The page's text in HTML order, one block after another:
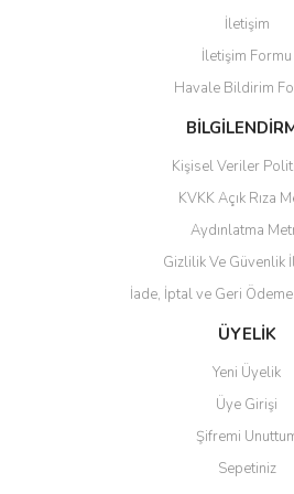
İletişim
İletişim Formu
Havale Bildirim
Kişisel Veriler
KVKK Açık Rıza
Aydınlatma
Gizlilik Ve Güvenlik
İade, İptal ve Geri
ÜYELİK
Yeni Üyelik
Üye Girişi
Şifremi
Sepetiniz